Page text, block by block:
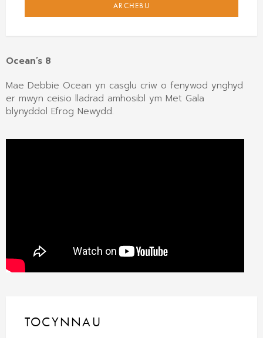
ARCHEBU
Ocean’s 8
Mae Debbie Ocean yn casglu criw o fenywod ynghyd
er mwyn ceisio lladrad amhosibl ym Met Gala
blynyddol Efrog Newydd.
TOCYNNAU